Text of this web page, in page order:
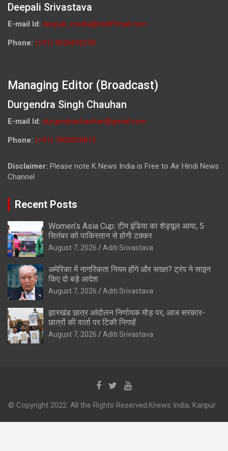
Deepali Srivastava
E-mail Id: deepali_media@rediffmail.com
Phone: (+91) 9026692259
Managing Editor (Broadcast)
Durgendra Singh Chauhan
E-mail Id: durgendrachauhan@gmail.com
Phone: (+91) 7800009813
Disclaimer: Please note K News India is Free to Air Hindi News
Channel
Recent Posts
Women’s Asia Cup: टीम इंडिया का शेड्यूल आया, 5
सितंबर को पाकिस्तान से होगी टक्कर
August 7, 2026 Aditi Srivastava
अमेरिका में नागरिकता नियम होंगे और सख्त? ट्रंप ने साइन
किए दो बड़े आदेश
August 7, 2026 Aditi Srivastava
झारखंड छात्र आंदोलन निर्णायक मोड़ पर, आज सरकार-
छात्रों की वार्ता पर टिकी निगाहें
August 7, 2026 Aditi Srivastava
© Copyright 2022. All the Rights Reserved.Knews India, Kanpur